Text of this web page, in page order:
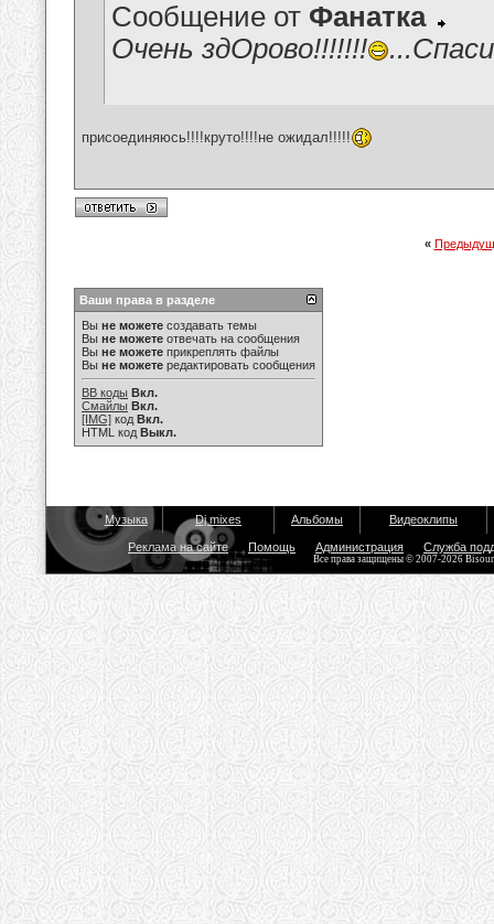
Сообщение от Фанатка
Очень здОрово!!!!!!!
присоединяюсь!!!!круто!!!!не ожидал!!!!!
«
Ваши права в разделе
Вы не можете создавать темы
Вы не можете отвечать на сообщения
Вы не можете прикреплять файлы
Вы не можете редактировать сообщения
BB коды Вкл.
Смайлы Вкл.
[IMG] код Вкл.
HTML код Выкл.
Музыка Dj mixes Альбомы Видеоклипы
Реклама на сайте Помощь Администрация Служба
Все права защищены © 2007-2026